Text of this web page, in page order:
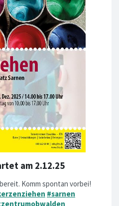
am 2.12.25
Komm spontan vorbei!
#sarnen